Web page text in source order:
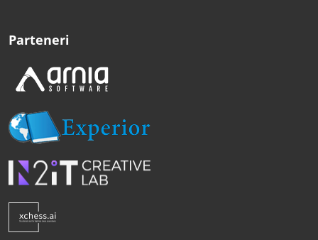
Parteneri